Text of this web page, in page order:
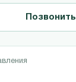
Позвонить